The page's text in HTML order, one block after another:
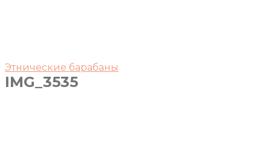
Этнические барабаны
IMG_3535